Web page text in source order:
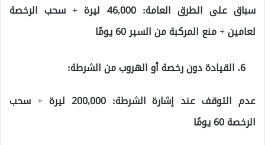
سباق على الطرق العامة: 46,000 ليرة + سحب الرخصة
لعامين + منع المركبة من السير 60 يومًا
القيادة دون رخصة أو الهروب من الشرطة:
عدم التوقف عند إشارة الشرطة: 200,000 ليرة + سحب
الرخصة 60 يومًا